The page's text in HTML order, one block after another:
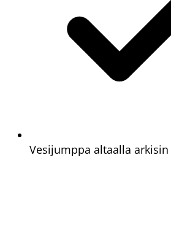
Vesijumppa altaalla arkisin